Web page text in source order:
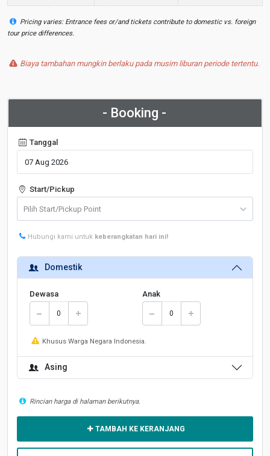
Pricing varies: Entrance fees or/and tickets contribute to domestic vs. foreign
tour price differences.
Biaya tambahan mungkin berlaku pada musim liburan periode tertentu.
- Booking -
Tanggal
Start/Pickup
Hubungi kami untuk keberangkatan hari ini!
Domestik
Dewasa Anak
Khusus Warga Negara Indonesia.
Asing
Rincian harga di halaman berikutnya.
TAMBAH KE KERANJANG